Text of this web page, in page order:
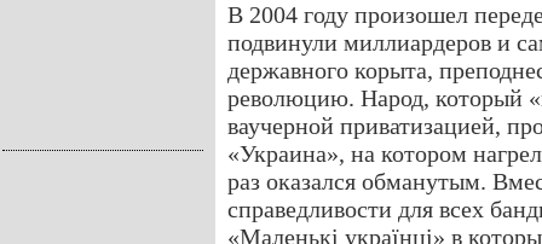
В 2004 году произошел
подвинули миллиардеров и
державного корыта,
революцию. Народ, который
ваучерной приватизацией,
«Украина», на котором
раз оказался обманутым.
справедливости для всех
«Маленькі українці» в